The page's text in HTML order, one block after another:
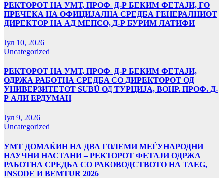
РЕКТОРОТ НА УМТ, ПРОФ. Д-Р БЕКИМ ФЕТАЈИ, ГО
ПРЕЧЕКА НА ОФИЦИЈАЛНА СРЕДБА ГЕНЕРАЛНИОТ
ДИРЕКТОР НА АД МЕПСО, Д-Р БУРИМ ЛАТИФИ
Јул 10, 2026
Uncategorized
РЕКТОРОТ НА УМТ, ПРОФ. Д-Р БЕКИМ ФЕТАЈИ,
ОДРЖА РАБОТНА СРЕДБА СО ДИРЕКТОРОТ ОД
УНИВЕРЗИТЕТОТ SUBÜ ОД ТУРЦИЈА, ВОНР. ПРОФ. Д-
Р АЛИ ЕРДУМАН
Јул 9, 2026
Uncategorized
УMТ ДОМАЌИН НА ДВА ГОЛЕМИ МЕЃУНАРОДНИ
НАУЧНИ НАСТАНИ – РЕКТОРОТ ФЕТАЈИ ОДРЖА
РАБОТНА СРЕДБА СО РАКОВОДСТВОТО НА TAEG,
INSODE И BEMTUR 2026